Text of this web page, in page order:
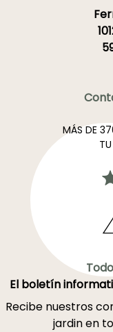
MÁS DE
El boletín
Recibe nuestros
jardin en